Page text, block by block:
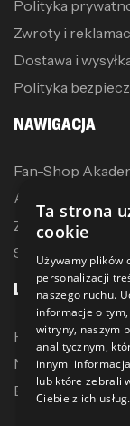
Polityka
Zwroty i
Dostawa i
Polityka
NAWIGACJA
Fan-Shop
Akcesoria
Zostań
Sublimacja
LINKI
Promocje
Nowe produkty
Bestsellery
Ta strona
cookie
Używamy plików
personalizacji
naszego ruchu.
informacje o
witryny, naszym
analitycznym,
innymi
lub które zebrali
Ciebie z ich usług.